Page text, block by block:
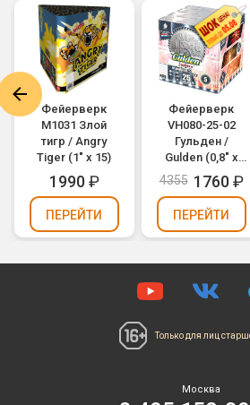
Фейерверк
M1031 Злой
тигр / Angry
Tiger (1" х 15)
1990₽
ПЕРЕЙТИ
Фейерверк
VH080-25-02
Гульден /
Gulden (0,8" х
25)
4355 1760₽
ПЕРЕЙТИ
Только для лиц
Москва